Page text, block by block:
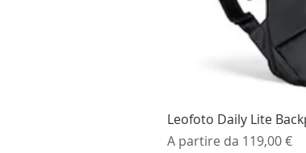
Leofoto Daily Lite
A partire da 119,00 €
Prezzo scontato